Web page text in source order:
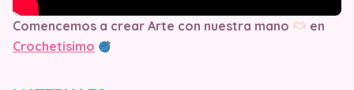
Comencemos a crear Arte con nuestra mano
en
Crochetisimo